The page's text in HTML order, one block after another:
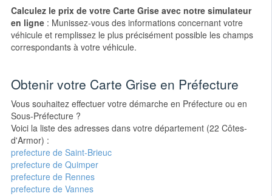
Calculez le prix de votre Carte Grise avec notre simulateur
en ligne: Munissez-vous des informations concernant votre
véhicule et remplissez le plus précisément possible les champs
correspondants à votre véhicule.
Obtenir votre Carte Grise en Préfecture
Vous souhaitez effectuer votre démarche en Préfecture ou en
Sous-Préfecture ?
Voici la liste des adresses dans votre département (22 Côtes-
d'Armor) :
prefecture de Saint-Brieuc
prefecture de Quimper
prefecture de Rennes
prefecture de Vannes